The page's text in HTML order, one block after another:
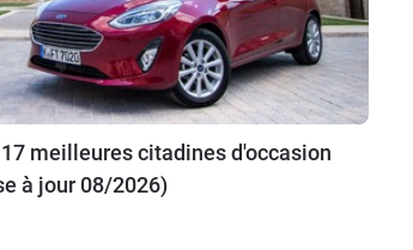
meilleures citadines d'occasion
à jour 08/2026)